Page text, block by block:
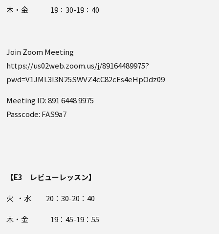
木・金 19：30-19：40
Join Zoom Meeting
https://us02web.zoom.us/j/89164489975?
pwd=V1JML3I3N25SWVZ4cC82cEs4eHpOdz09
Meeting ID: 891 6448 9975
Passcode: FAS9a7
【E3 レビューレッスン】
火 ・水 20：30-20：40
木・金 19：45-19：55